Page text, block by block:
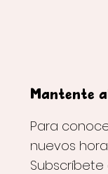
Mantente
Para
nuevos
Subscríbete